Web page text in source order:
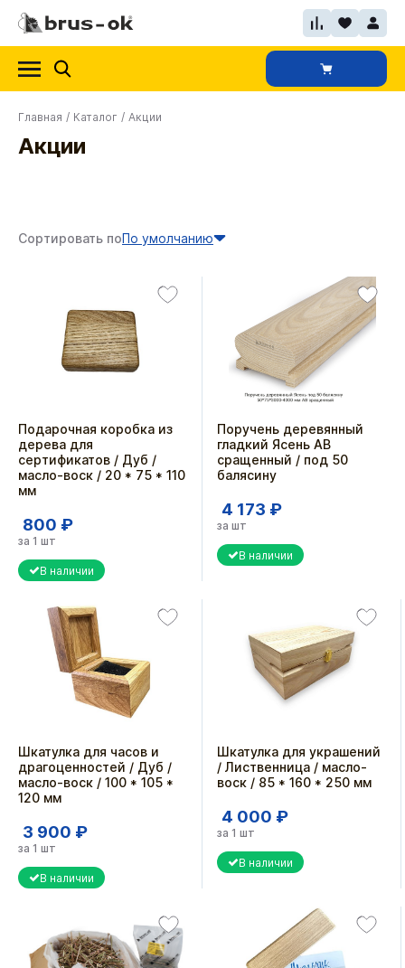
Главная / Каталог / Акции
Акции
Сортировать поПо умолчанию
Подарочная коробка из
дерева для
сертификатов / Дуб /
масло-воск / 20 * 75 * 110
мм
800 ₽
за 1 шт
В наличии
Поручень деревянный
гладкий Ясень АВ
сращенный / под 50
балясину
4 173 ₽
за шт
В наличии
Шкатулка для часов и
драгоценностей / Дуб /
масло-воск / 100 * 105 *
120 мм
3 900 ₽
за 1 шт
В наличии
Шкатулка для украшений
/ Лиственница / масло-
воск / 85 * 160 * 250 мм
4 000 ₽
за 1 шт
В наличии